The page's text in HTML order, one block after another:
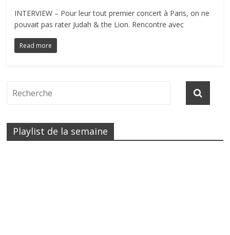
INTERVIEW – Pour leur tout premier concert à Paris, on ne
pouvait pas rater Judah & the Lion. Rencontre avec
Read more
Playlist de la semaine